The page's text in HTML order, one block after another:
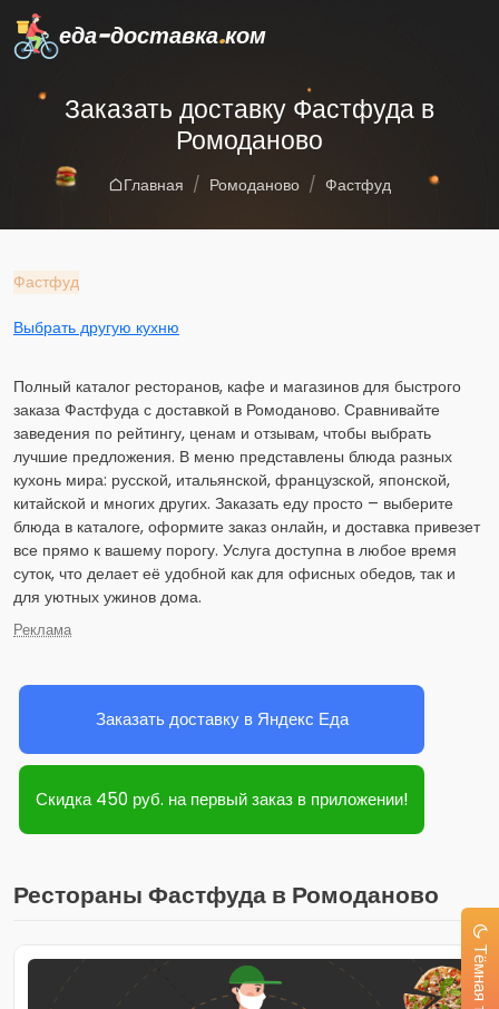
еда-доставка.ком
Заказать доставку Фастфуда в
Ромоданово
Главная Ромоданово Фастфуд
Фастфуд
Выбрать другую кухню
Полный каталог ресторанов, кафе и магазинов для быстрого
заказа Фастфуда с доставкой в Ромоданово. Сравнивайте
заведения по рейтингу, ценам и отзывам, чтобы выбрать
лучшие предложения. В меню представлены блюда разных
кухонь мира: русской, итальянской, французской, японской,
китайской и многих других. Заказать еду просто – выберите
блюда в каталоге, оформите заказ онлайн, и доставка привезет
все прямо к вашему порогу. Услуга доступна в любое время
суток, что делает её удобной как для офисных обедов, так и
для уютных ужинов дома.
Реклама
Заказать доставку в Яндекс Еда
Скидка 450 руб. на первый заказ в приложении!
Рестораны Фастфуда в Ромоданово